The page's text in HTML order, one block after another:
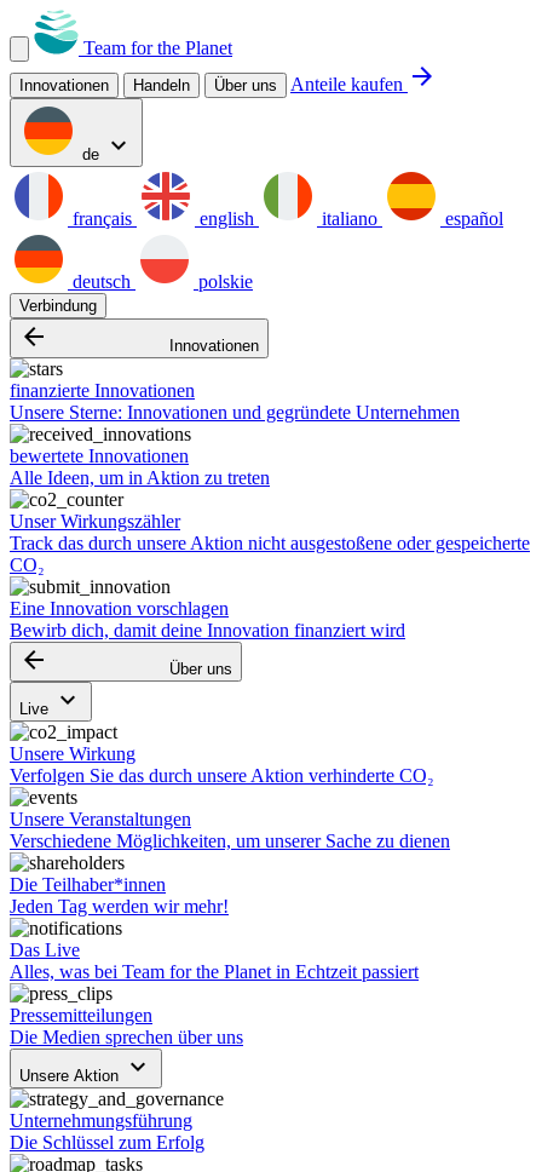
Team for the Planet
Innovationen Handeln Über uns Anteile kaufen arrow_forward
de expand_more
français english italiano español
deutsch polskie
Verbindung
arrow_backward Innovationen
finanzierte Innovationen
Unsere Sterne: Innovationen und gegründete Unternehmen
bewertete Innovationen
Alle Ideen, um in Aktion zu treten
Unser Wirkungszähler
Track das durch unsere Aktion nicht ausgestoßene oder gespeicherte
CO₂
Eine Innovation vorschlagen
Bewirb dich, damit deine Innovation finanziert wird
arrow_backward Über uns
Live keyboard_arrow_down
Unsere Wirkung
Verfolgen Sie das durch unsere Aktion verhinderte CO₂
Unsere Veranstaltungen
Verschiedene Möglichkeiten, um unserer Sache zu dienen
Die Teilhaber*innen
Jeden Tag werden wir mehr!
Das Live
Alles, was bei Team for the Planet in Echtzeit passiert
Pressemitteilungen
Die Medien sprechen über uns
Unsere Aktion keyboard_arrow_down
Unternehmungsführung
Die Schlüssel zum Erfolg